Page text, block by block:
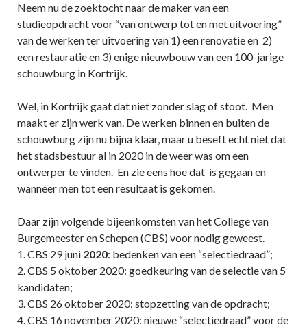
Neem nu de zoektocht naar de maker van een
studieopdracht voor “van ontwerp tot en met uitvoering”
van de werken ter uitvoering van 1) een renovatie en 2)
een restauratie en 3) enige nieuwbouw van een 100-jarige
schouwburg in Kortrijk.
Wel, in Kortrijk gaat dat niet zonder slag of stoot. Men
maakt er zijn werk van. De werken binnen en buiten de
schouwburg zijn nu bijna klaar, maar u beseft echt niet dat
het stadsbestuur al in 2020 in de weer was om een
ontwerper te vinden. En zie eens hoe dat is gegaan en
wanneer men tot een resultaat is gekomen.
Daar zijn volgende bijeenkomsten van het College van
Burgemeester en Schepen (CBS) voor nodig geweest.
1. CBS 29 juni 2020: bedenken van een “selectiedraad”;
2. CBS 5 oktober 2020: goedkeuring van de selectie van 5
kandidaten;
3. CBS 26 oktober 2020: stopzetting van de opdracht;
4. CBS 16 november 2020: nieuwe “selectiedraad” voor de